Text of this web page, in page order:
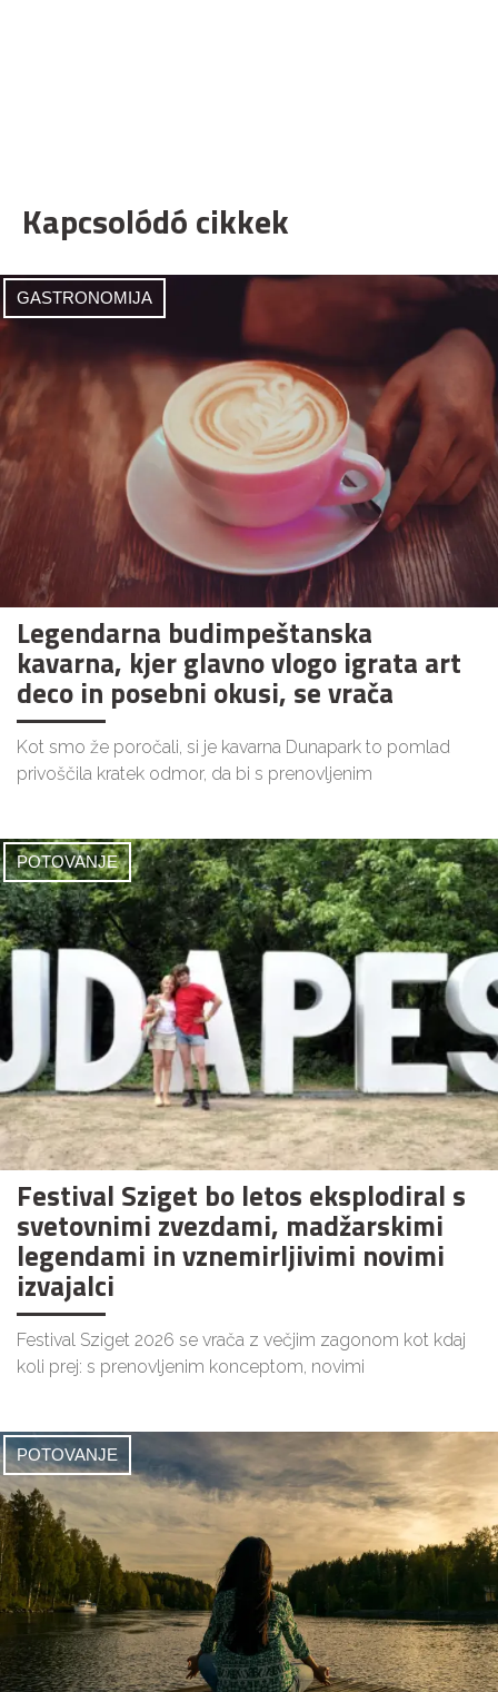
Kapcsolódó cikkek
GASTRONOMIJA
Legendarna budimpeštanska
kavarna, kjer glavno vlogo igrata art
deco in posebni okusi, se vrača
Kot smo že poročali, si je kavarna Dunapark to pomlad
privoščila kratek odmor, da bi s prenovljenim
POTOVANJE
Festival Sziget bo letos eksplodiral s
svetovnimi zvezdami, madžarskimi
legendami in vznemirljivimi novimi
izvajalci
Festival Sziget 2026 se vrača z večjim zagonom kot kdaj
koli prej: s prenovljenim konceptom, novimi
POTOVANJE